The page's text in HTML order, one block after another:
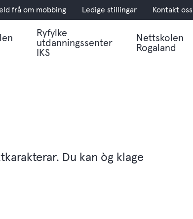
frå om mobbing Ledige stillingar Kontakt oss
Ryfylke
utdanningssenter
IKS
Nettskolen
Rogaland
Du kan òg klage